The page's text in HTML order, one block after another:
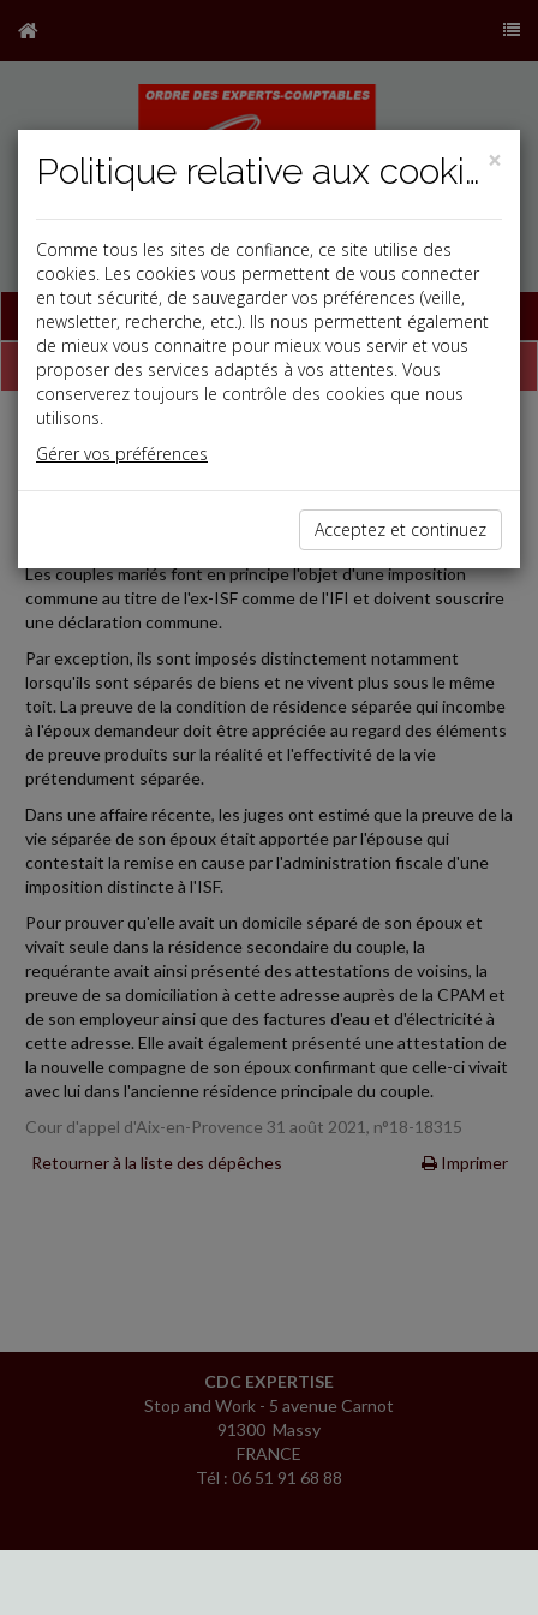
Base documentaire
Dépêches
Fiscal TPE
Date: 2021-09-24
Les couples mariés font en principe l'objet d'une imposition
commune au titre de l'ex-ISF comme de l'IFI et doivent souscrire
une déclaration commune.
Par exception, ils sont imposés distinctement notamment
lorsqu'ils sont séparés de biens et ne vivent plus sous le même
toit. La preuve de la condition de résidence séparée qui incombe
à l'époux demandeur doit être appréciée au regard des éléments
de preuve produits sur la réalité et l'effectivité de la vie
prétendument séparée.
Dans une affaire récente, les juges ont estimé que la preuve de la
vie séparée de son époux était apportée par l'épouse qui
contestait la remise en cause par l'administration fiscale d'une
imposition distincte à l'ISF.
Pour prouver qu'elle avait un domicile séparé de son époux et
vivait seule dans la résidence secondaire du couple, la
requérante avait ainsi présenté des attestations de voisins, la
preuve de sa domiciliation à cette adresse auprès de la CPAM et
de son employeur ainsi que des factures d'eau et d'électricité à
cette adresse. Elle avait également présenté une attestation de
la nouvelle compagne de son époux confirmant que celle-ci vivait
avec lui dans l'ancienne résidence principale du couple.
Cour d'appel d'Aix-en-Provence 31 août 2021, n°18-18315
Retourner à la liste des dépêches
Imprimer
CDC EXPERTISE
Stop and Work - 5 avenue Carnot
91300 Massy
FRANCE
Tél : 06 51 91 68 88
ACCUEIL
×
Politique relative aux cookies
Comme tous les sites de confiance, ce site utilise des
cookies. Les cookies vous permettent de vous connecter
en tout sécurité, de sauvegarder vos préférences (veille,
newsletter, recherche, etc.). Ils nous permettent également
de mieux vous connaitre pour mieux vous servir et vous
proposer des services adaptés à vos attentes. Vous
conserverez toujours le contrôle des cookies que nous
utilisons.
Gérer vos préférences
Acceptez et continuez